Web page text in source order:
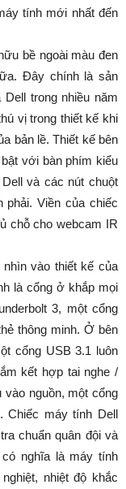
tính mới nhất đến
bề ngoài màu đen
Đây chính là sản
trong nhiều năm
vị trong thiết kế khi
bản lề. Thiết kế bên
với bàn phím kiểu
và các nút chuột
Viền của chiếc
chỗ cho webcam IR
vào thiết kế của
là cổng ở khắp mọi
3, một cổng
thông minh. Ở bên
cổng USB 3.1 luôn
kết hợp tai nghe /
nguồn, một cổng
Chiếc máy tính Dell
chuẩn quân đội và
nghĩa là máy tính
nhiệt độ khắc